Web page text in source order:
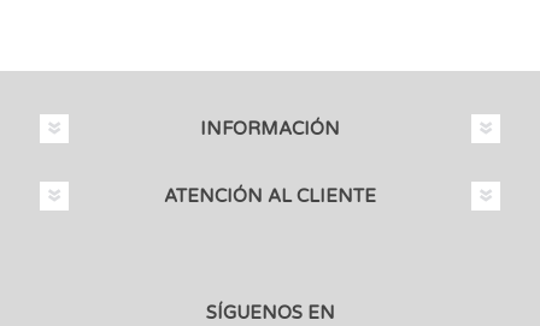
INFORMACIÓN
ATENCIÓN AL CLIENTE
SÍGUENOS EN